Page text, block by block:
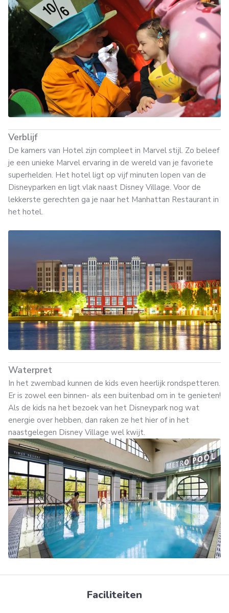
Verblijf
De kamers van Hotel zijn compleet in Marvel stijl. Zo beleef
je een unieke Marvel ervaring in de wereld van je favoriete
superhelden. Het hotel ligt op vijf minuten lopen van de
Disneyparken en ligt vlak naast Disney Village. Voor de
lekkerste gerechten ga je naar het Manhattan Restaurant in
het hotel.
Waterpret
In het zwembad kunnen de kids even heerlijk rondspetteren.
Er is zowel een binnen- als een buitenbad om in te genieten!
Als de kids na het bezoek van het Disneypark nog wat
energie over hebben, dan raken ze het hier of in het
naastgelegen Disney Village wel kwijt.
Faciliteiten